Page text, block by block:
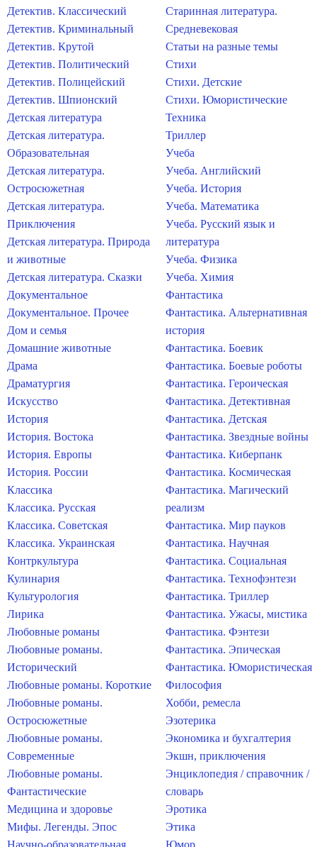
Детектив. Классический
Детектив. Криминальный
Детектив. Крутой
Детектив. Политический
Детектив. Полицейский
Детектив. Шпионский
Детская литература
Детская литература.
Образовательная
Детская литература.
Остросюжетная
Детская литература.
Приключения
Детская литература. Природа
и животные
Детская литература. Сказки
Документальное
Документальное. Прочее
Дом и семья
Домашние животные
Драма
Драматургия
Искусство
История
История. Востока
История. Европы
История. России
Классика
Классика. Русская
Классика. Советская
Классика. Украинская
Контркультура
Кулинария
Культурология
Лирика
Любовные романы
Любовные романы.
Исторический
Любовные романы. Короткие
Любовные романы.
Остросюжетные
Любовные романы.
Современные
Любовные романы.
Фантастические
Медицина и здоровье
Мифы. Легенды. Эпос
Научно-образовательная
Старинная литература.
Средневековая
Статьи на разные темы
Стихи
Стихи. Детские
Стихи. Юмористические
Техника
Триллер
Учеба
Учеба. Английский
Учеба. История
Учеба. Математика
Учеба. Русский язык и
литература
Учеба. Физика
Учеба. Химия
Фантастика
Фантастика. Альтернативная
история
Фантастика. Боевик
Фантастика. Боевые роботы
Фантастика. Героическая
Фантастика. Детективная
Фантастика. Детская
Фантастика. Звездные войны
Фантастика. Киберпанк
Фантастика. Космическая
Фантастика. Магический
реализм
Фантастика. Мир пауков
Фантастика. Научная
Фантастика. Социальная
Фантастика. Технофэнтези
Фантастика. Триллер
Фантастика. Ужасы, мистика
Фантастика. Фэнтези
Фантастика. Эпическая
Фантастика. Юмористическая
Философия
Хобби, ремесла
Эзотерика
Экономика и бухгалтерия
Экшн, приключения
Энциклопедия / справочник /
словарь
Эротика
Этика
Юмор